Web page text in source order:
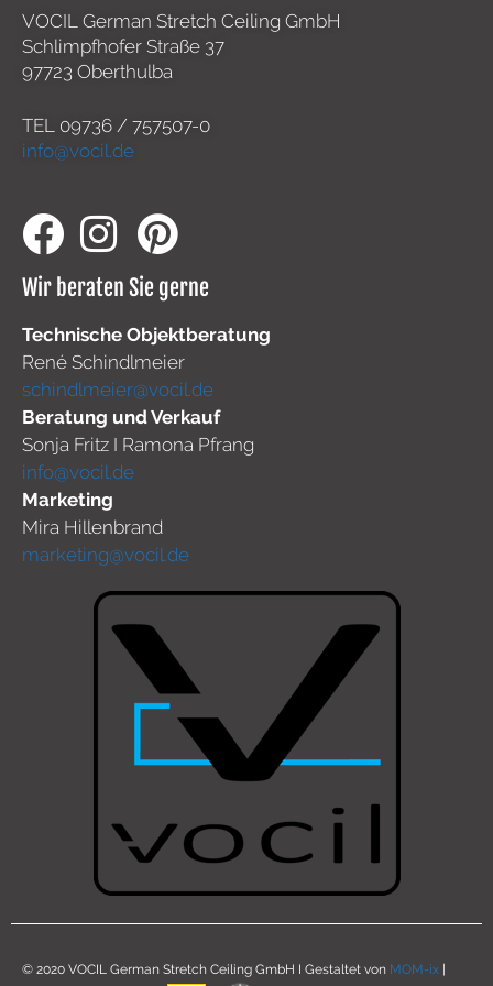
VOCIL German Stretch Ceiling GmbH
Schlimpfhofer Straße 37
97723 Oberthulba
TEL 09736 / 757507-0
info@vocil.de
Wir beraten Sie gerne
Technische Objektberatung
René Schindlmeier
schindlmeier@vocil.de
Beratung und Verkauf
Sonja Fritz I Ramona Pfrang
info@vocil.de
Marketing
Mira Hillenbrand
marketing@vocil.de
© 2020 VOCIL German Stretch Ceiling GmbH I Gestaltet von MOM-ix